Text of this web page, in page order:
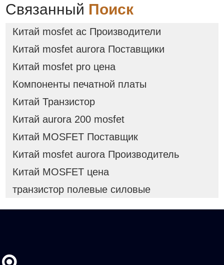
Связанный Поиск
Китай mosfet ac Производители
Китай mosfet aurora Поставщики
Китай mosfet pro цена
Компоненты печатной платы
Китай Транзистор
Китай aurora 200 mosfet
Китай MOSFET Поставщик
Китай mosfet aurora Производитель
Китай MOSFET цена
транзистор полевые силовые